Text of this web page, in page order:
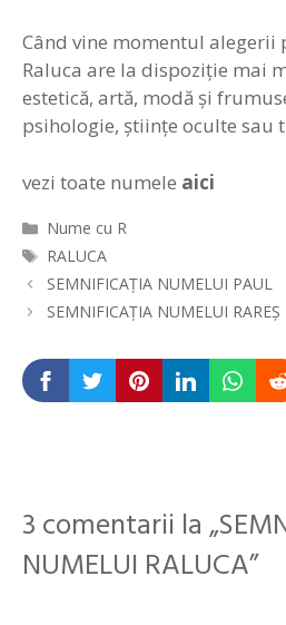
Când vine momentul alegerii
Raluca are la dispoziţie mai
estetică, artă, modă şi
psihologie, ştiinţe oculte sau
vezi toate numele aici
Categorii
Nume cu R
Etichete
RALUCA
Navigare
în
SEMNIFICAȚIA NUMELUI PAUL
SEMNIFICAȚIA NUMELUI RAREȘ
3 comentarii la
NUMELUI RALUCA”